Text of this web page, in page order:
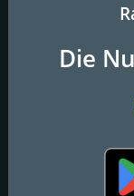
Hits
FM-
:
Die